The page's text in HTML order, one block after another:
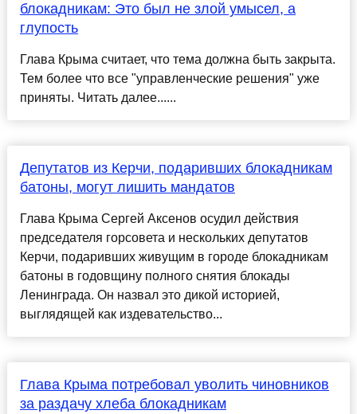
блокадникам: Это был не злой умысел, а
глупость
Глава Крыма считает, что тема должна быть закрыта.
Тем более что все "управленческие решения" уже
приняты. Читать далее......
Депутатов из Керчи, подаривших блокадникам
батоны, могут лишить мандатов
Глава Крыма Сергей Аксенов осудил действия
председателя горсовета и нескольких депутатов
Керчи, подаривших живущим в городе блокадникам
батоны в годовщину полного снятия блокады
Ленинграда. Он назвал это дикой историей,
выглядящей как издевательство...
Глава Крыма потребовал уволить чиновников
за раздачу хлеба блокадникам